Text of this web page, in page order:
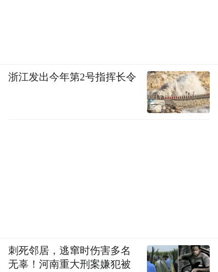
浙江发出今年第2号指挥长令
刺死邻居，逃窜时伤害多名
无辜！河南重大刑案嫌犯被